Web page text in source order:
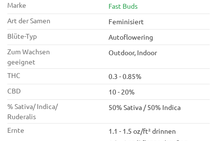
Marke
Fast Buds
Art der Samen
Feminisiert
Blüte-Typ
Autoflowering
Zum Wachsen
geeignet
Outdoor, Indoor
THC
0.3 - 0.85%
CBD
10 - 20%
% Sativa/ Indica/
Ruderalis
50% Sativa / 50% Indica
Ernte
1.1 - 1.5 oz/ft² drinnen